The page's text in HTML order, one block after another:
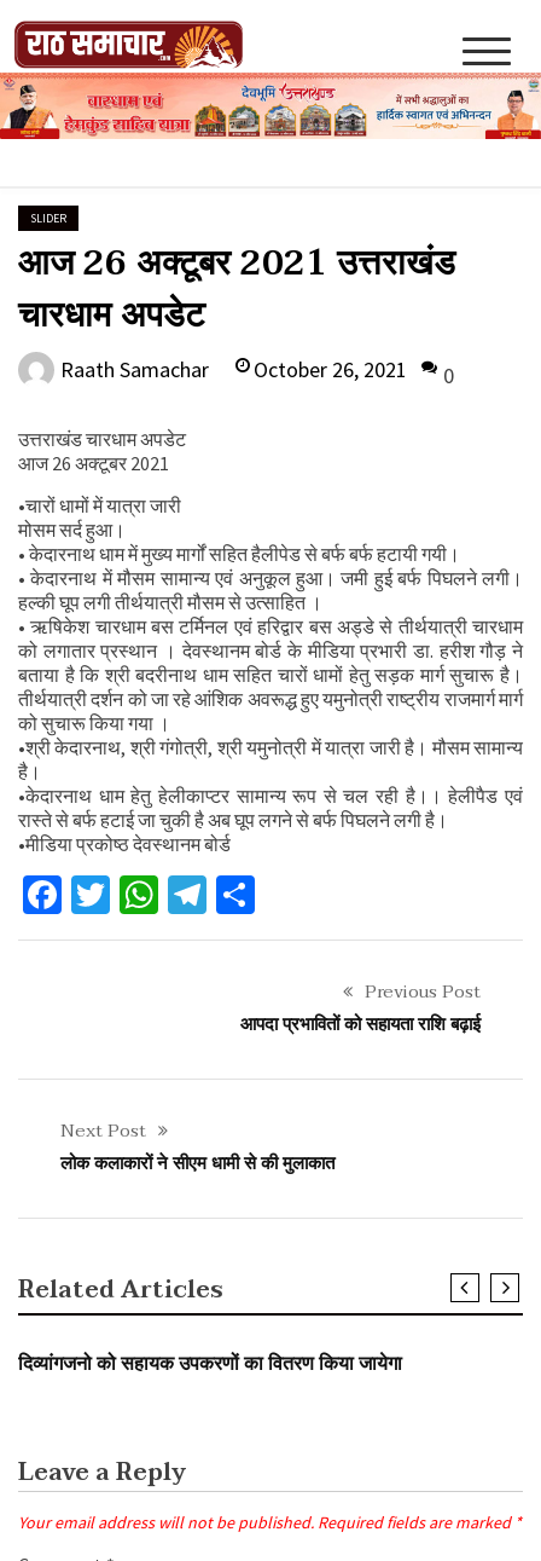
content
Raath Samachar
SLIDER
आज 26 अक्टूबर 2021 उत्तराखंड
चारधाम अपडेट
Raath Samachar October 26, 2021 0
उत्तराखंड चारधाम अपडेट
आज 26 अक्टूबर 2021
•चारों धामों में यात्रा जारी
मोसम सर्द हुआ।
• केदारनाथ धाम में मुख्य मार्गों सहित हैलीपेड से बर्फ बर्फ हटायी गयी।
• केदारनाथ में मौसम सामान्य एवं अनुकूल हुआ। जमी हुई बर्फ पिघलने लगी।
हल्की घूप लगी तीर्थयात्री मौसम से उत्साहित ।
• ऋषिकेश चारधाम बस टर्मिनल एवं हरिद्वार बस अड्डे से तीर्थयात्री चारधाम
को लगातार प्रस्थान । देवस्थानम बोर्ड के मीडिया प्रभारी डा. हरीश गौड़ ने
बताया है कि श्री बदरीनाथ धाम सहित चारों धामों हेतु सड़क मार्ग सुचारू है।
तीर्थयात्री दर्शन को जा रहे आंशिक अवरूद्ध हुए यमुनोत्री राष्ट्रीय राजमार्ग मार्ग
को सुचारू किया गया ।
•श्री केदारनाथ, श्री गंगोत्री, श्री यमुनोत्री में यात्रा जारी है। मौसम सामान्य
है।
•केदारनाथ धाम हेतु हेलीकाप्टर सामान्य रूप से चल रही है।। हेलीपैड एवं
रास्ते से बर्फ हटाई जा चुकी है अब घूप लगने से बर्फ पिघलने लगी है।
•मीडिया प्रकोष्ठ देवस्थानम बोर्ड
Facebook
Twitter
WhatsApp
Telegram
Previous Post
आपदा प्रभावितों को सहायता राशि बढ़ाई
Next Post
लोक कलाकारों ने सीएम धामी से की मुलाकात
Related Articles
दिव्यांगजनो को सहायक उपकरणों का वितरण किया जायेगा
Leave a Reply
Your email address will not be published. Required fields are marked *